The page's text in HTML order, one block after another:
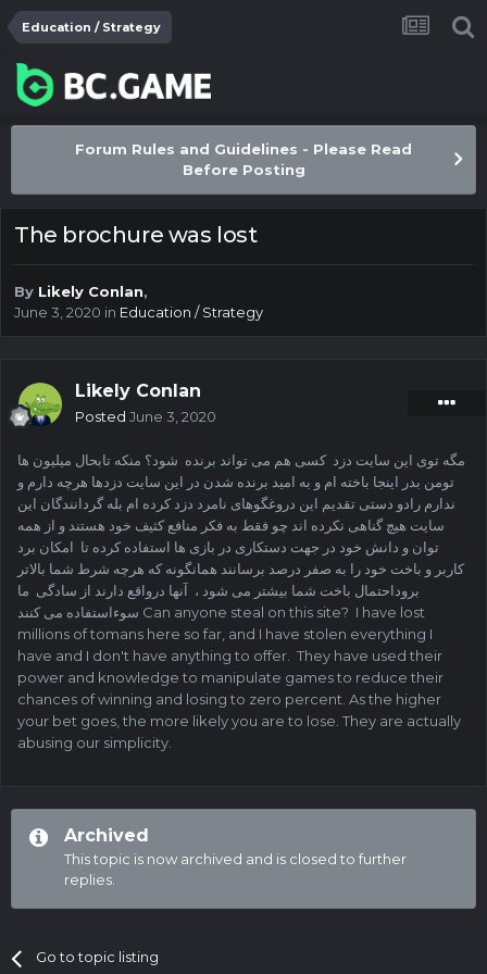
Education / Strategy
Forum Rules and Guidelines - Please Read
Before Posting
The brochure was lost
By Likely Conlan,
June 3, 2020 in Education / Strategy
Likely Conlan
Posted June 3, 2020
مگه توی این سایت دزد کسی هم می تواند برنده شود؟ منکه تابحال میلیون ها
تومن بدر اینجا باخته ام و به امید برنده شدن در این سایت دزدها هرچه دارم و
ندارم رادو دستی تقدیم این دروغگوهای نامرد دزد کرده ام بله گردانندگان این
سایت هیچ گناهی نکرده اند چو فقط به فکر منافع کثیف خود هستند و از همه
توان و دانش خود در جهت دستکاری در بازی ها استفاده کرده تا امکان برد
کاربر و باخت خود را به صفر درصد برسانند همانگونه که هرچه شرط شما بالاتر
بروداحتمال باخت شما بیشتر می شود ، آنها درواقع دارند از سادگی ما
سوءاستفاده می کنند Can anyone steal on this site? I have lost
millions of tomans here so far, and I have stolen everything I
have and I don't have anything to offer. They have used their
power and knowledge to manipulate games to reduce their
chances of winning and losing to zero percent. As the higher
your bet goes, the more likely you are to lose. They are actually
abusing our simplicity.
Archived
This topic is now archived and is closed to further
replies.
Go to topic listing